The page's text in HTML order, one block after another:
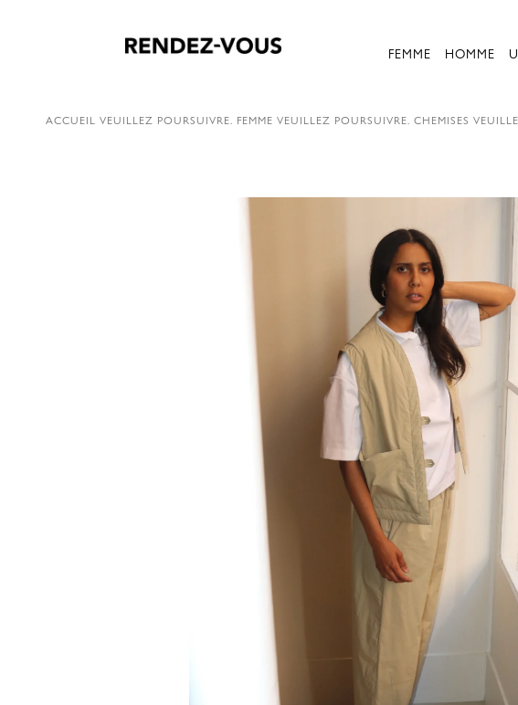
FEMME HOMME
ACCUEIL VEUILLEZ POURSUIVRE. FEMME VEUILLEZ POURSUIVRE. CHEMISES